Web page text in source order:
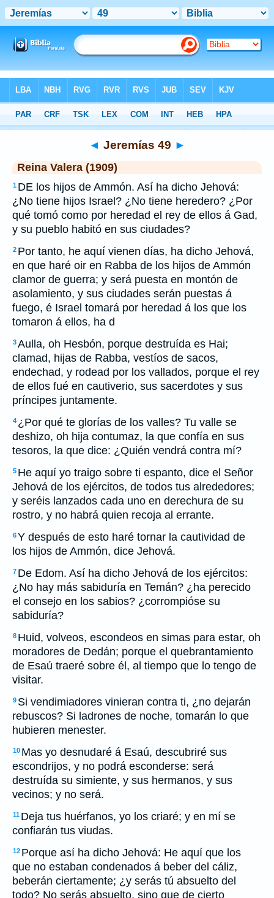
>RVR 1909 > Jeremías 49
◄ Jeremías 49 ►
Reina Valera (1909)
1 DE los hijos de Ammón. Así ha dicho Jehová:
¿No tiene hijos Israel? ¿No tiene heredero? ¿Por
qué tomó como por heredad el rey de ellos á Gad,
y su pueblo habitó en sus ciudades?
2 Por tanto, he aquí vienen días, ha dicho Jehová,
en que haré oir en Rabba de los hijos de Ammón
clamor de guerra; y será puesta en montón de
asolamiento, y sus ciudades serán puestas á
fuego, é Israel tomará por heredad á los que los
tomaron á ellos, ha d
3Aulla, oh Hesbón, porque destruída es Hai;
clamad, hijas de Rabba, vestíos de sacos,
endechad, y rodead por los vallados, porque el rey
de ellos fué en cautiverio, sus sacerdotes y sus
príncipes juntamente.
4 ¿Por qué te glorías de los valles? Tu valle se
deshizo, oh hija contumaz, la que confía en sus
tesoros, la que dice: ¿Quién vendrá contra mí?
5 He aquí yo traigo sobre ti espanto, dice el Señor
Jehová de los ejércitos, de todos tus alrededores;
y seréis lanzados cada uno en derechura de su
rostro, y no habrá quien recoja al errante.
6Y después de esto haré tornar la cautividad de
los hijos de Ammón, dice Jehová.
7 De Edom. Así ha dicho Jehová de los ejércitos:
¿No hay más sabiduría en Temán? ¿ha perecido
el consejo en los sabios? ¿corrompióse su
sabiduría?
8 Huid, volveos, escondeos en simas para estar, oh
moradores de Dedán; porque el quebrantamiento
de Esaú traeré sobre él, al tiempo que lo tengo de
visitar.
9 Si vendimiadores vinieran contra ti, ¿no dejarán
rebuscos? Si ladrones de noche, tomarán lo que
hubieren menester.
10 Mas yo desnudaré á Esaú, descubriré sus
escondrijos, y no podrá esconderse: será
destruída su simiente, y sus hermanos, y sus
vecinos; y no será.
11 Deja tus huérfanos, yo los criaré; y en mí se
confiarán tus viudas.
12 Porque así ha dicho Jehová: He aquí que los
que no estaban condenados á beber del cáliz,
beberán ciertamente; ¿y serás tú absuelto del
todo? No serás absuelto, sino que de cierto